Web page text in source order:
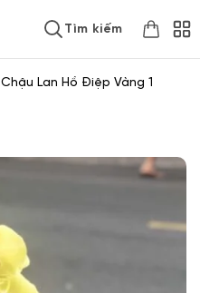
Tìm kiếm
Chậu Lan Hồ Điệp Vàng 1